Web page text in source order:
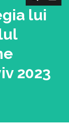
lui
2023